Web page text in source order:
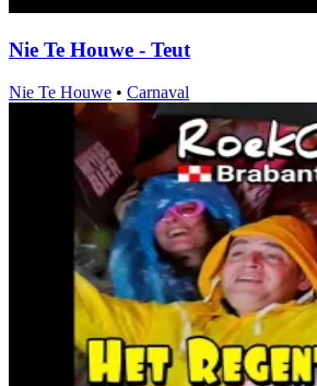
Nie Te Houwe - Teut
Nie Te Houwe • Carnaval